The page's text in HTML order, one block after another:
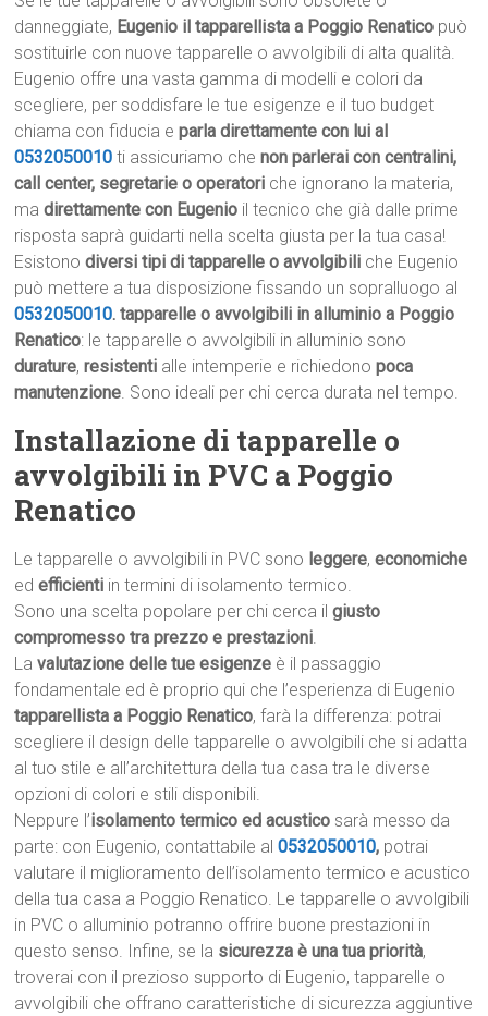
danneggiate, Eugenio il tapparellista a Poggio Renatico può
sostituirle con nuove tapparelle o avvolgibili di alta qualità.
Eugenio offre una vasta gamma di modelli e colori da
scegliere, per soddisfare le tue esigenze e il tuo budget
chiama con fiducia eparla direttamente con lui al
0532050010 ti assicuriamo chenon parlerai con centralini,
call center, segretarie o operatori che ignorano la materia,
madirettamente con Eugenio il tecnico che già dalle prime
risposta saprà guidarti nella scelta giusta per la tua casa!
Esistonodiversi tipi di tapparelle o avvolgibili che Eugenio
può mettere a tua disposizione fissando un sopralluogo al
0532050010. tapparelle o avvolgibili in alluminio a Poggio
Renatico: le tapparelle o avvolgibili in alluminio sono
durature,resistenti alle intemperie e richiedonopoca
manutenzione. Sono ideali per chi cerca durata nel tempo.
Installazione di tapparelle o
avvolgibili in PVC a Poggio
Renatico
Le tapparelle o avvolgibili in PVC sono leggere,economiche
edefficienti in termini di isolamento termico.
Sono una scelta popolare per chi cerca ilgiusto
compromesso tra prezzo e prestazioni.
Lavalutazione delle tue esigenze è il passaggio
fondamentale ed è proprio qui che l’esperienza di Eugenio
tapparellista a Poggio Renatico, farà la differenza: potrai
scegliere il design delle tapparelle o avvolgibili che si adatta
al tuo stile e all’architettura della tua casa tra le diverse
opzioni di colori e stili disponibili.
Neppure l’isolamento termico ed acustico sarà messo da
parte: con Eugenio, contattabile al0532050010, potrai
valutare il miglioramento dell’isolamento termico e acustico
della tua casa a Poggio Renatico. Le tapparelle o avvolgibili
in PVC o alluminio potranno offrire buone prestazioni in
questo senso. Infine, se la sicurezza è una tua priorità,
troverai con il prezioso supporto di Eugenio, tapparelle o
avvolgibili che offrano caratteristiche di sicurezza aggiuntive